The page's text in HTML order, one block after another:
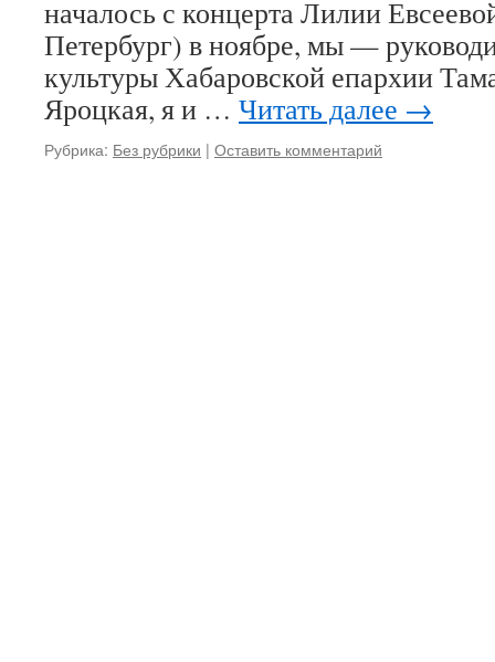
началось с концерта Лилии
Петербург) в ноябре, мы —
культуры Хабаровской епархии
Яроцкая, я и … Читать далее →
Рубрика: Без рубрики | Оставить комментарий